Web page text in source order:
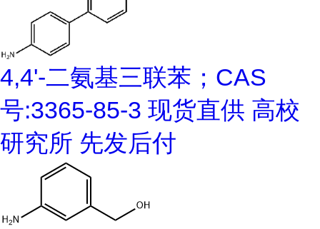
4,4'-二氨基三联苯；CAS
号:3365-85-3 现货直供 高校
研究所 先发后付